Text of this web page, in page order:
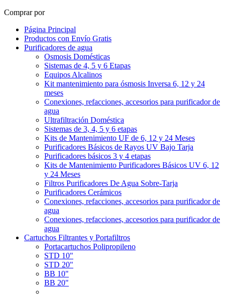
Comprar por
Página Principal
Productos con Envío Gratis
Purificadores de agua
Osmosis Domésticas
Sistemas de 4, 5 y 6 Etapas
Equipos Alcalinos
Kit mantenimiento para ósmosis Inversa 6, 12 y 24
meses
Conexiones, refacciones, accesorios para purificador de
agua
Ultrafiltración Doméstica
Sistemas de 3, 4, 5 y 6 etapas
Kits de Mantenimiento UF de 6, 12 y 24 Meses
Purificadores Básicos de Rayos UV Bajo Tarja
Purificadores básicos 3 y 4 etapas
Kits de Mantenimiento Purificadores Básicos UV 6, 12
y 24 Meses
Filtros Purificadores De Agua Sobre-Tarja
Purificadores Cerámicos
Conexiones, refacciones, accesorios para purificador de
agua
Conexiones, refacciones, accesorios para purificador de
agua
Cartuchos Filtrantes y Portafiltros
Portacartuchos Polipropileno
STD 10"
STD 20"
BB 10"
BB 20"